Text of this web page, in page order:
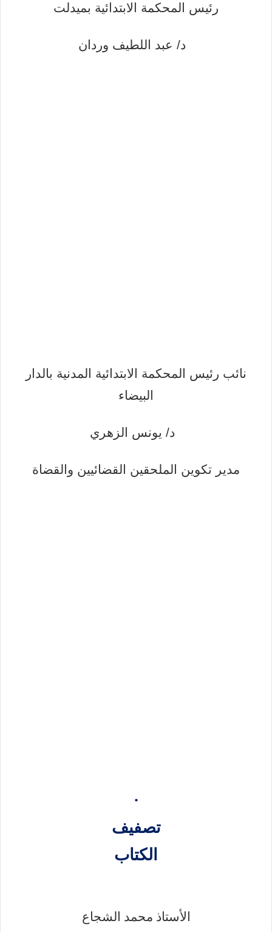
رئيس المحكمة الابتدائية بميدلت
د/ عبد اللطيف وردان
نائب رئيس المحكمة الابتدائية المدنية بالدار
البيضاء
د/ يونس الزهري
مدير تكوين الملحقين القضائيين والقضاة
·
تصفيف
الكتاب
الأستاذ محمد الشجاع